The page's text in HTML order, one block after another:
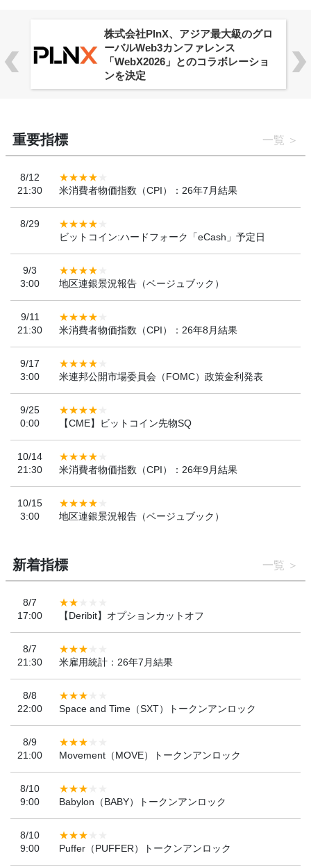
株式会社PlnX、アジア最大級のグロ
ーバルWeb3カンファレンス
「WebX2026」とのコラボレーショ
ンを決定
重要指標 一覧
8/12
21:30
米消費者物価指数（CPI）：26年7月結果
8/29
ビットコイン:ハードフォーク「eCash」予定日
9/3
3:00
地区連銀景況報告（ベージュブック）
9/11
21:30
米消費者物価指数（CPI）：26年8月結果
9/17
3:00
米連邦公開市場委員会（FOMC）政策金利発表
9/25
0:00
【CME】ビットコイン先物SQ
10/14
21:30
米消費者物価指数（CPI）：26年9月結果
10/15
3:00
地区連銀景況報告（ベージュブック）
新着指標 一覧
8/7
17:00
【Deribit】オプションカットオフ
8/7
21:30
米雇用統計：26年7月結果
8/8
22:00
Space and Time（SXT）トークンアンロック
8/9
21:00
Movement（MOVE）トークンアンロック
8/10
9:00
Babylon（BABY）トークンアンロック
8/10
9:00
Puffer（PUFFER）トークンアンロック